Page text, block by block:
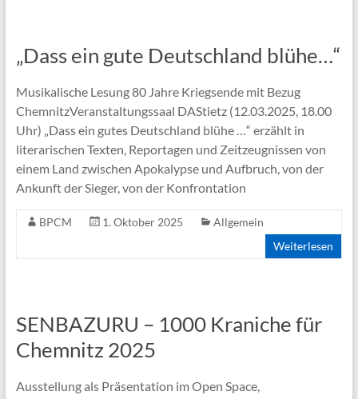
„Dass ein gute Deutschland blühe…“
Musikalische Lesung 80 Jahre Kriegsende mit Bezug
ChemnitzVeranstaltungssaal DAStietz (12.03.2025, 18.00
Uhr) „Dass ein gutes Deutschland blühe …“ erzählt in
literarischen Texten, Reportagen und Zeitzeugnissen von
einem Land zwischen Apokalypse und Aufbruch, von der
Ankunft der Sieger, von der Konfrontation
BPCM 1. Oktober 2025
Allgemein
Weiterlesen
SENBAZURU – 1000 Kraniche für
Chemnitz 2025
Ausstellung als Präsentation im Open Space,